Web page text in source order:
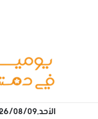
الأحد,2026/08/09